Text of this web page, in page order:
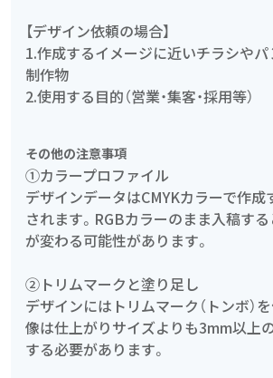
【デザイン依頼の場合】
1.作成するイメージに近いチラシや
制作物
2.使用する目的（営業・集客・採用等）
その他の注意事項
①カラープロファイル
デザインデータはCMYKカラーで作
されます。RGBカラーのまま入稿す
が変わる可能性があります。
②トリムマークと塗り足し
デザインにはトリムマーク（トンボ）
像は仕上がりサイズよりも3mm以上
する必要があります。